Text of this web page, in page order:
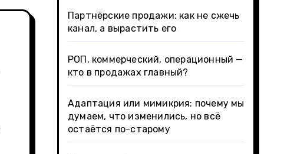
Партнёрские продажи: как не сжечь
канал, а вырастить его
РОП, коммерческий, операционный —
кто в продажах главный?
Адаптация или мимикрия: почему мы
думаем, что изменились, но всё
остаётся по-старому